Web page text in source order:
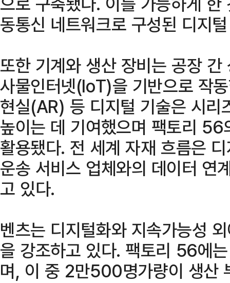
동통신 네트워크로 구성된 디지
또한 기계와 생산 장비는 공장
사물인터넷(IoT)을 기반으로 작
현실(AR) 등 디지털 기술은 시리
높이는 데 기여했으며 팩토리
활용됐다. 전 세계 자재 흐름은
운송 서비스 업체와의 데이터 연
고 있다.
벤츠는 디지털화와 지속가능성
을 강조하고 있다. 팩토리 56에
며, 이 중 2만500명가량이 생산